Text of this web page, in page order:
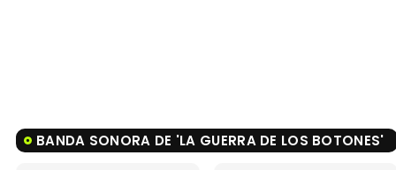
BANDA SONORA DE 'LA GUERRA DE LOS BOTONES'